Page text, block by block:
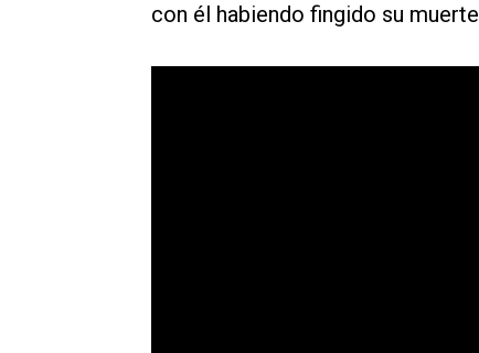
con él habiendo fingido su